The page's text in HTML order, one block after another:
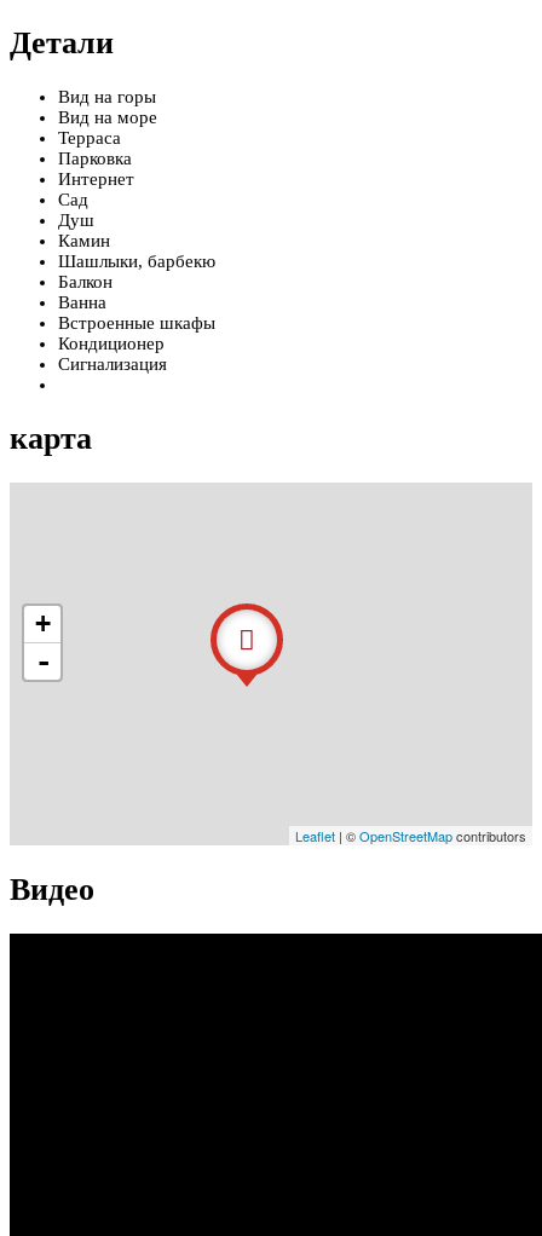
Детали
Вид на горы
Вид на море
Терраса
Парковка
Интернет
Сад
Душ
Камин
Шашлыки, барбекю
Балкон
Ванна
Встроенные шкафы
Кондиционер
Сигнализация
карта
+
-
Leaflet | ©OpenStreetMapcontributors
Видео